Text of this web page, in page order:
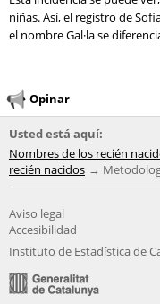
niñas. Así, el registro de
el nombre Gal·la se
Opinar
Usted está aquí:
Nombres de los recién
recién nacidos
Aviso legal
Accesibilidad
Instituto de Estadística de